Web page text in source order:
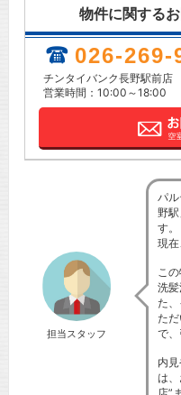
物件に関する
026-269-
チンタイバンク長野駅前店
営業時間：10:00～18:00
担当スタッフ
パ
野
す。
現在
こ
洗
た、
た
で、
内
は